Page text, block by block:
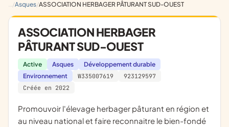
Asques ASSOCIATION HERBAGER PÂTURANT SUD-OUEST
ASSOCIATION HERBAGER
PÂTURANT SUD-OUEST
Active Asques
Développement durable
Environnement
W335007619
923129597
Créée en 2022
promouvoir l'élevage herbager pâturant en région et
au niveau national et faire reconnaitre le bien-fondé